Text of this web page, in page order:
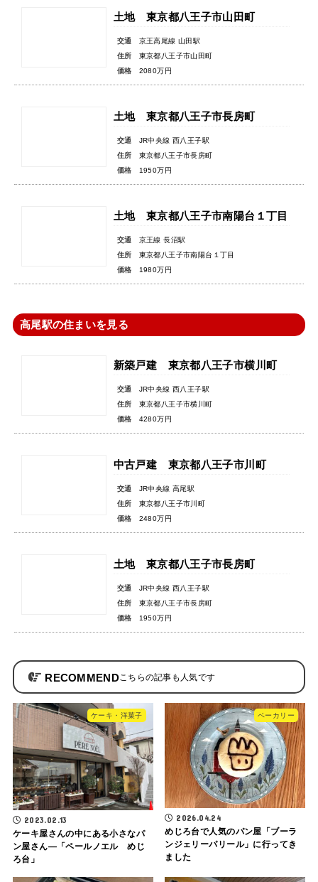
土地 東京都八王子市山田町
交通
京王高尾線 山田駅
住所
東京都八王子市山田町
価格
2080万円
土地 東京都八王子市長房町
交通
JR中央線 西八王子駅
住所
東京都八王子市長房町
価格
1950万円
土地 東京都八王子市南陽台１丁目
交通
京王線 長沼駅
住所
東京都八王子市南陽台１丁目
価格
1980万円
高尾駅の住まいを見る
新築戸建 東京都八王子市横川町
交通
JR中央線 西八王子駅
住所
東京都八王子市横川町
価格
4280万円
中古戸建 東京都八王子市川町
交通
JR中央線 高尾駅
住所
東京都八王子市川町
価格
2480万円
土地 東京都八王子市長房町
交通
JR中央線 西八王子駅
住所
東京都八王子市長房町
価格
1950万円
RECOMMEND
ケーキ・洋菓子
2023.02.13
ケーキ屋さんの中にある小さなパ
ン屋さん—「ペールノエル めじ
ろ台」
ベーカリー
2026.04.24
めじろ台で人気のパン屋「ブーラ
ンジェリーパリール」に行ってき
ました